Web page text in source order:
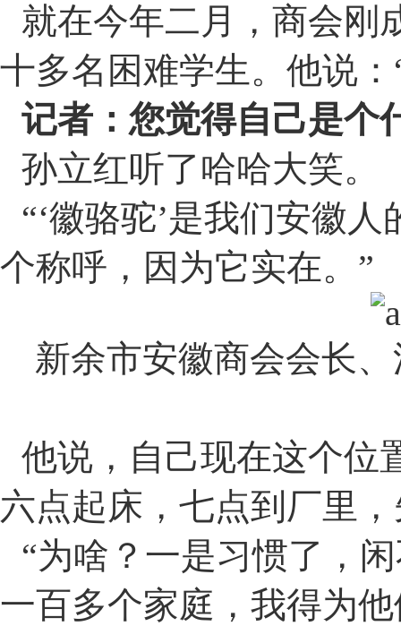
就在今年二月，商会刚
十多名困难学生。他说：
记者：您觉得自己是个
孙立红听了哈哈大笑。
“‘徽骆驼’是我们安徽人
个称呼，因为它实在。 ”
新余市安徽商会会长
他说，自己现在这个位
六点起床，七点到厂里
“为啥？一是习惯了，
一百多个家庭，我得为